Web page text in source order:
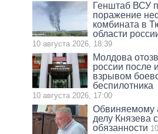
Генштаб ВСУ
поражение
комбината в
области
10 августа 2026, 18:39
Молдова
россии после
взрывом
беспилотника
10 августа 2026, 17:00
Обвиняемому
делу Князева
обязанности